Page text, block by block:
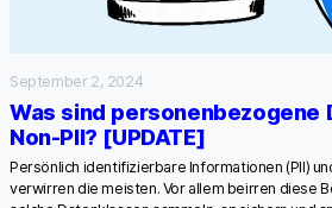
September 2, 2024
Was sind personenbezogene
Non-PII? [UPDATE]
Persönlich identifizierbare Informationen (PII)
verwirren die meisten. Vor allem beirren diese